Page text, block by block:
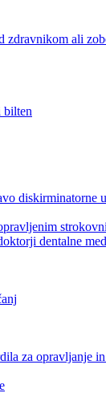
zdravnikom ali
bilten
diskirminatorne
dentalne
za opravljanje